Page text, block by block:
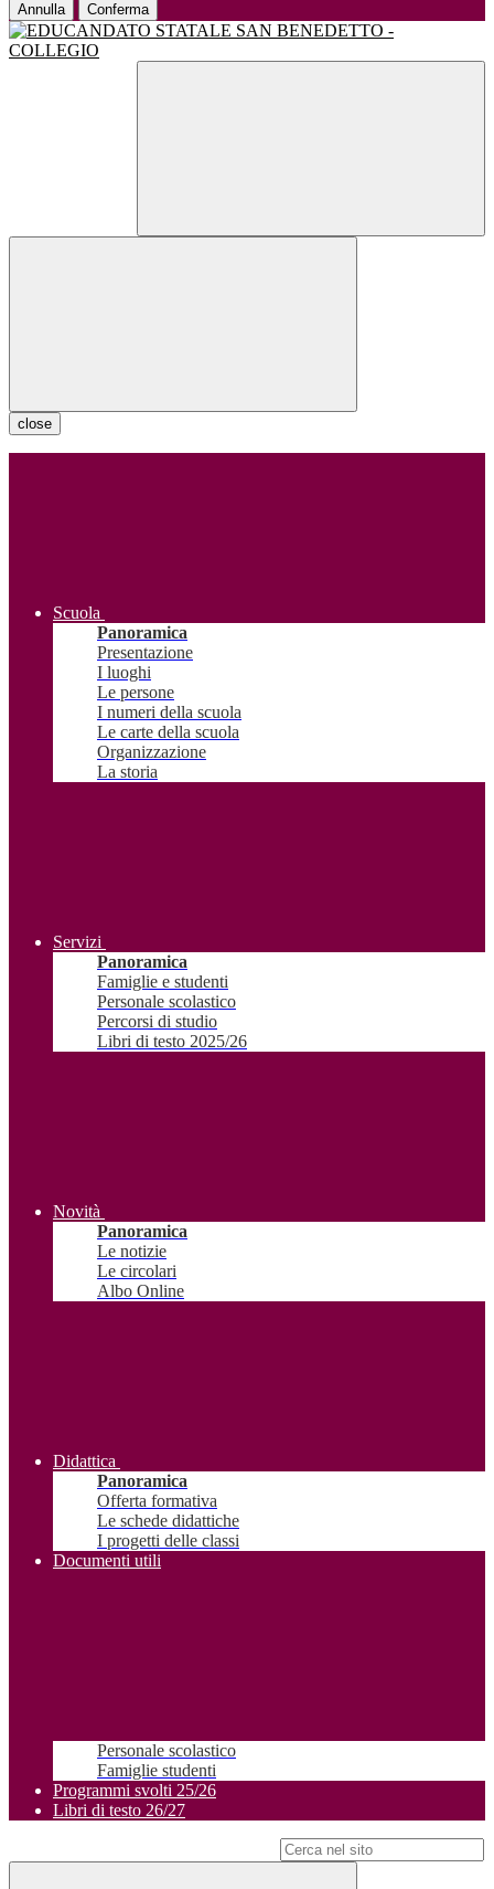
Annulla Conferma
close
Scuola
Panoramica
Presentazione
I luoghi
Le persone
I numeri della scuola
Le carte della scuola
Organizzazione
La storia
Servizi
Panoramica
Famiglie e studenti
Personale scolastico
Percorsi di studio
Libri di testo 2025/26
Novità
Panoramica
Le notizie
Le circolari
Albo Online
Didattica
Panoramica
Offerta formativa
Le schede didattiche
I progetti delle classi
Documenti utili
Personale scolastico
Famiglie studenti
Programmi svolti 25/26
Libri di testo 26/27